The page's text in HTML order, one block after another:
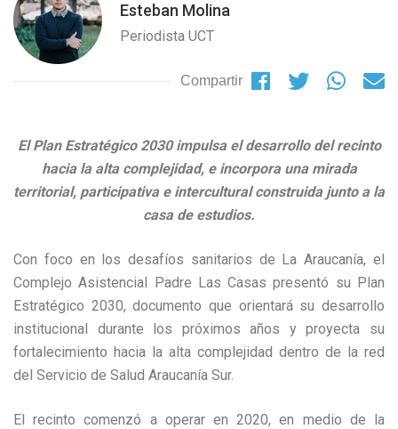
Esteban Molina
Periodista UCT
Compartir
El Plan Estratégico 2030 impulsa el desarrollo del recinto
hacia la alta complejidad, e incorpora una mirada
territorial, participativa e intercultural construida junto a la
casa de estudios.
Con foco en los desafíos sanitarios de La Araucanía, el
Complejo Asistencial Padre Las Casas presentó su Plan
Estratégico 2030, documento que orientará su desarrollo
institucional durante los próximos años y proyecta su
fortalecimiento hacia la alta complejidad dentro de la red
del Servicio de Salud Araucanía Sur.
El recinto comenzó a operar en 2020, en medio de la